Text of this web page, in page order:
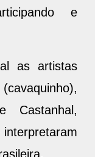
a
e
as artistas
Castanhal,
interpretaram